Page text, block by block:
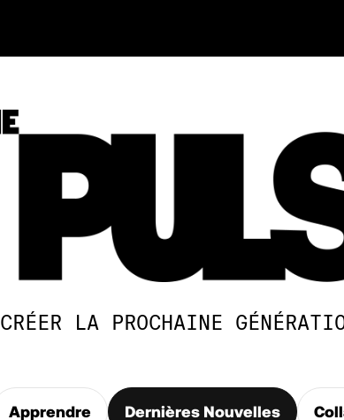
CRÉER LA PROCHAINE
Apprendre Dernières Nouvelles